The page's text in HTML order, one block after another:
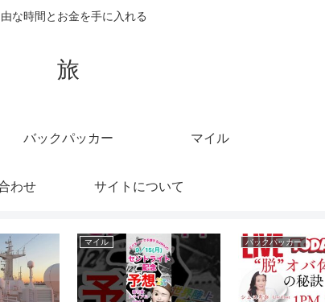
由な時間とお金を手に入れる
旅
バックパッカー マイル
わせ サイトについて
マイル バックパッカー